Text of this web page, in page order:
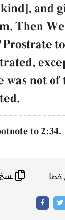
and
Then
was not of
to 2:34.